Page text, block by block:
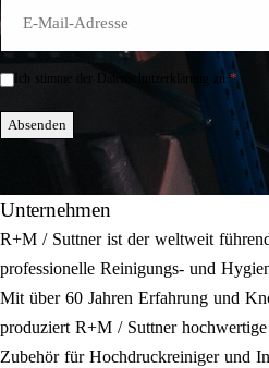
Mail
Einwilligung
Ich stimme der Datenschutzerklärung zu.*
Absenden
Unternehmen
R+M / Suttner ist der weltweit
professionelle Reinigungs- und
Mit über 60 Jahren Erfahrung und
produziert R+M / Suttner
Zubehör für Hochdruckreiniger und